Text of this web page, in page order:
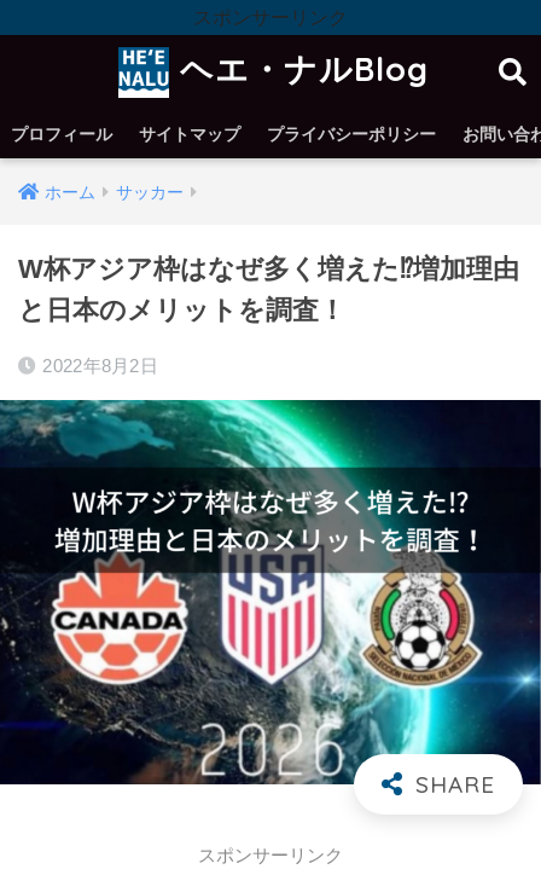
スポンサーリンク
ヘエ・ナルBlog
プロフィール サイトマップ プライバシーポリシー お問い合
ホーム サッカー
W杯アジア枠はなぜ多く増えた⁉︎増加理由
と日本のメリットを調査！
2022年8月2日
スポンサーリンク